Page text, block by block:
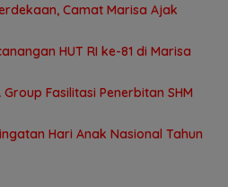
Camat Marisa Ajak
HUT RI ke-81 di Marisa
Fasilitasi Penerbitan SHM
Hari Anak Nasional Tahun